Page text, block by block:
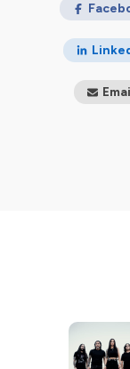
#vinylestimes